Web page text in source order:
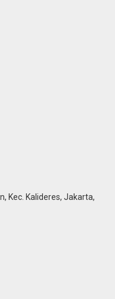
Kec. Kalideres, Jakarta,